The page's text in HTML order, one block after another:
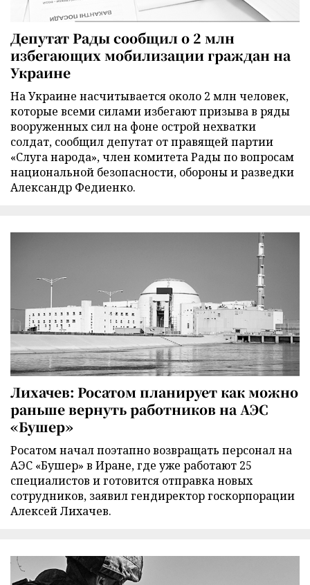
Депутат Рады сообщил о 2 млн
избегающих мобилизации граждан на
Украине
На Украине насчитывается около 2 млн человек,
которые всеми силами избегают призыва в ряды
вооруженных сил на фоне острой нехватки
солдат, сообщил депутат от правящей партии
«Слуга народа», член комитета Рады по вопросам
национальной безопасности, обороны и разведки
Александр Федиенко.
Лихачев: Росатом планирует как можно
раньше вернуть работников на АЭС
«Бушер»
Росатом начал поэтапно возвращать персонал на
АЭС «Бушер» в Иране, где уже работают 25
специалистов и готовится отправка новых
сотрудников, заявил гендиректор госкорпорации
Алексей Лихачев.